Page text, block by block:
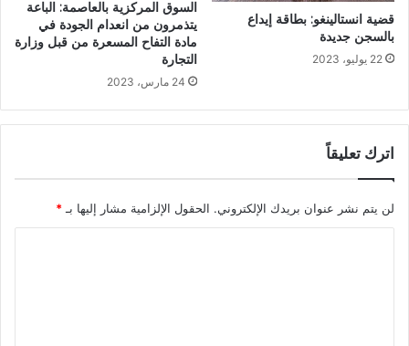
قضية انستالينغو: بطاقة إيداع
بالسجن جديدة
22 يوليو، 2023
السوق المركزية بالعاصمة: الباعة
يتذمرون من انعدام الجودة في
مادة التفاح المسعرة من قبل وزارة
التجارة
24 مارس، 2023
اترك تعليقاً
لن يتم نشر عنوان بريدك الإلكتروني. الحقول الإلزامية مشار إليها بـ *